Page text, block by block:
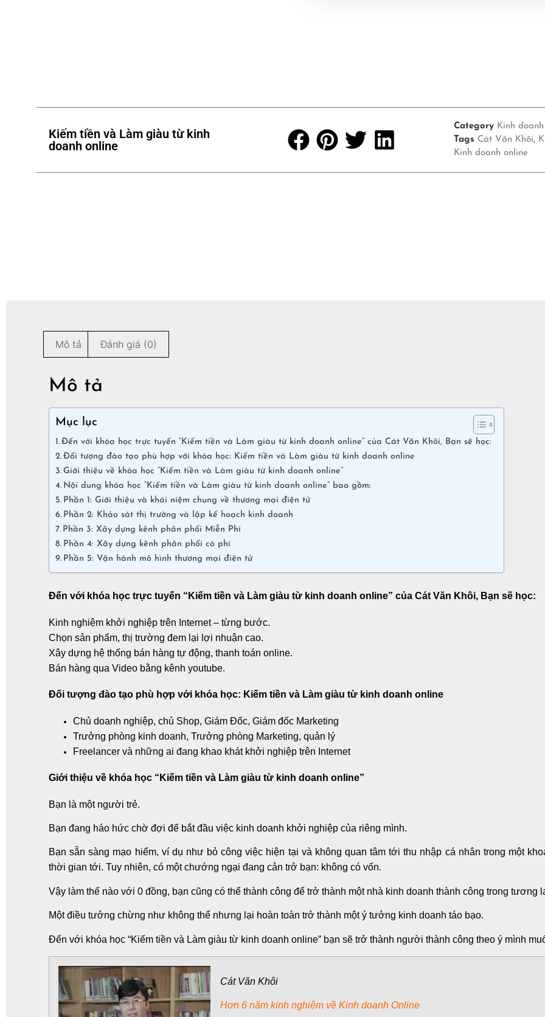
Kiếm tiền và Làm giàu từ kinh
doanh online
Category Kinh
Tags Cát Văn Khôi,
Kinh doanh online
Mô tả Đánh giá (0)
Mô tả
Mục lục
Đến với khóa học trực tuyến “Kiếm tiền và Làm giàu từ kinh doanh online” của Cát Văn Khôi, Bạn sẽ học:
Đối tượng đào tạo phù hợp với khóa học: Kiếm tiền và Làm giàu từ kinh doanh online
Giới thiệu về khóa học “Kiếm tiền và Làm giàu từ kinh doanh online”
Nội dung khóa học “Kiếm tiền và Làm giàu từ kinh doanh online” bao gồm:
Phần 1: Giới thiệu và khái niệm chung về thương mại điện tử
Phần 2: Khảo sát thị trường và lập kế hoạch kinh doanh
Phần 3: Xây dựng kênh phân phối Miễn Phí
Phần 4: Xây dựng kênh phân phối có phí
Phần 5: Vận hành mô hình thương mại điện tử
Đến với khóa học trực tuyến “Kiếm tiền và Làm giàu từ kinh doanh online” của Cát Văn Khôi, Bạn sẽ học:
Kinh nghiệm khởi nghiệp trên Internet– từng bước.
Chọn sản phẩm, thị trường đem lại lợi nhuận cao.
Xây dựng hệ thống bán hàng tự động, thanh toán online.
Bán hàng qua Video bằng kênh youtube.
Đối tượng đào tạo phù hợp với khóa học: Kiếm tiền và Làm giàu từ kinh doanh online
Chủ doanh nghiệp, chủ Shop, Giám Đốc, Giám đốc Marketing
Trưởng phòng kinh doanh, Trưởng phòng Marketing, quản lý
Freelancer và những ai đang khao khát khởi nghiệp trên Internet
Giới thiệu về khóa học “Kiếm tiền và Làm giàu từ kinh doanh online”
Bạn là một người trẻ.
Bạn đang háo hức chờ đợi để bắt đầu việc kinh doanh khởi nghiệp của riêng mình.
Bạn sẵn sàng mạo hiểm, ví dụ như bỏ công việc hiện tại và không quan tâm tới thu nhập cá nhân trong một
thời gian tới. Tuy nhiên, có một chướng ngại đang cản trở bạn: không có vốn.
Vậy làm thế nào với 0 đồng, bạn cũng có thể thành công để trở thành một nhà kinh doanh thành công trong tương
Một điều tưởng chừng như không thể nhưng lại hoàn toàn trở thành một ý tưởng kinh doanh táo bạo.
Đến với khóa học “Kiếm tiền và Làm giàu từ kinh doanh online” bạn sẽ trở thành người thành công theo ý mình
Cát Văn Khôi
Hơn 6 năm kinh nghiệm về Kinh doanh Online